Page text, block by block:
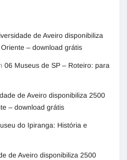
de Aveiro disponibiliza
– download grátis
06 Museus de SP – Roteiro: para
de Aveiro disponibiliza 2500
– download grátis
do Ipiranga: História e
de Aveiro disponibiliza 2500